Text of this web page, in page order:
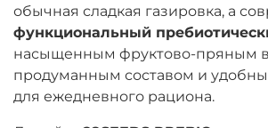
обычная сладкая газировка, а
функциональный
насыщенным фруктово-пряным
продуманным составом и
для ежедневного рациона.